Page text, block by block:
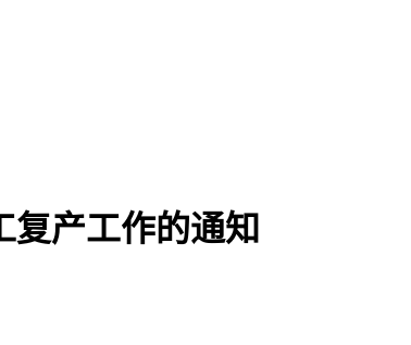
产工作的通知